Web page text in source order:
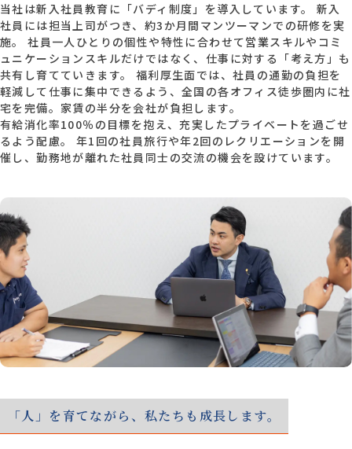
当社は新入社員教育に「バディ制度」を導入しています。 新入
社員には担当上司がつき、約3か月間マンツーマンでの研修を実
施。 社員一人ひとりの個性や特性に合わせて営業スキルやコミ
ュニケーションスキルだけではなく、仕事に対する「考え方」も
共有し育てていきます。 福利厚生面では、社員の通勤の負担を
軽減して仕事に集中できるよう、全国の各オフィス徒歩圏内に社
宅を完備。家賃の半分を会社が負担します。
有給消化率100％の目標を抱え、充実したプライベートを過ごせ
るよう配慮。 年1回の社員旅行や年2回のレクリエーションを開
催し、勤務地が離れた社員同士の交流の機会を設けています。
「人」を育てながら、私たちも成長します。